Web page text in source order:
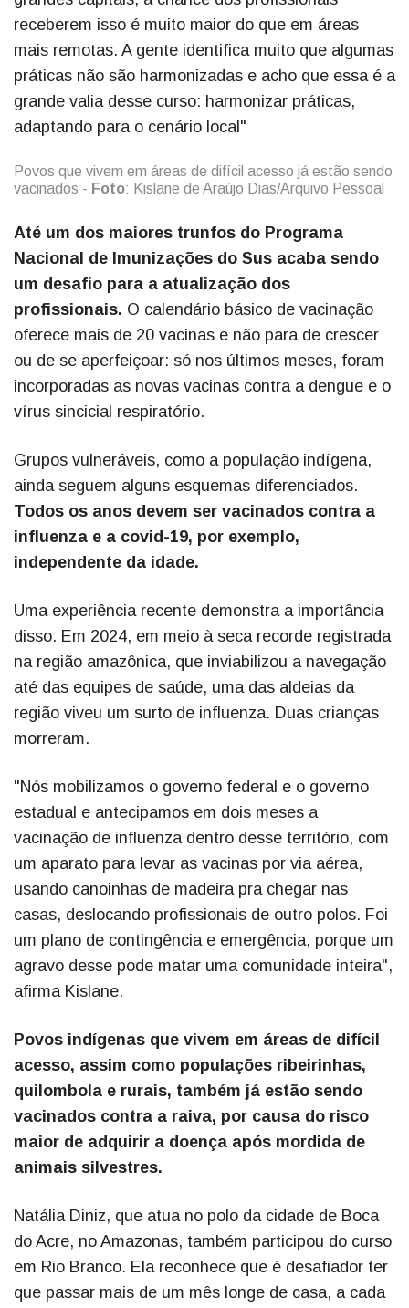
receberem isso é muito maior do que em áreas
mais remotas. A gente identifica muito que algumas
práticas não são harmonizadas e acho que essa é a
grande valia desse curso: harmonizar práticas,
adaptando para o cenário local"
Povos que vivem em áreas de difícil acesso já estão sendo
vacinados - Foto: Kislane de Araújo Dias/Arquivo Pessoal
Até um dos maiores trunfos do Programa
Nacional de Imunizações do Sus acaba sendo
um desafio para a atualização dos
profissionais. O calendário básico de vacinação
oferece mais de 20 vacinas e não para de crescer
ou de se aperfeiçoar: só nos últimos meses, foram
incorporadas as novas vacinas contra a dengue e o
vírus sincicial respiratório.
Grupos vulneráveis, como a população indígena,
ainda seguem alguns esquemas diferenciados.
Todos os anos devem ser vacinados contra a
influenza e a covid-19, por exemplo,
independente da idade.
Uma experiência recente demonstra a importância
disso. Em 2024, em meio à seca recorde registrada
na região amazônica, que inviabilizou a navegação
até das equipes de saúde, uma das aldeias da
região viveu um surto de influenza. Duas crianças
morreram.
"Nós mobilizamos o governo federal e o governo
estadual e antecipamos em dois meses a
vacinação de influenza dentro desse território, com
um aparato para levar as vacinas por via aérea,
usando canoinhas de madeira pra chegar nas
casas, deslocando profissionais de outro polos. Foi
um plano de contingência e emergência, porque um
agravo desse pode matar uma comunidade inteira",
afirma Kislane.
Povos indígenas que vivem em áreas de difícil
acesso, assim como populações ribeirinhas,
quilombola e rurais, também já estão sendo
vacinados contra a raiva, por causa do risco
maior de adquirir a doença após mordida de
animais silvestres.
Natália Diniz, que atua no polo da cidade de Boca
do Acre, no Amazonas, também participou do curso
em Rio Branco. Ela reconhece que é desafiador ter
que passar mais de um mês longe de casa, a cada